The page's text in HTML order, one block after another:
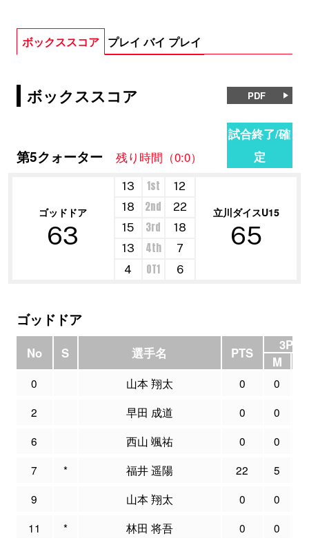
ボックススコア プレイ バイ プレイ
ボックススコア PDF
第5クォーター 残り時間（0:0）
試合終了/確
定
ゴッドドア
63
13 1st
12
立川ダイスU15
65
18 2nd
22
15
3rd
18
13
4th
7
4
OT1 6
ゴッドドア
No S 選手名 PTS
3P
M
0 山本 翔太 0 0
2
早田 成道 0 0
6
西山 颯祐 0 0
7
* 福井 遥陽 22 5
9
山本 翔太 0 0
11
* 林田 将吾 0 0